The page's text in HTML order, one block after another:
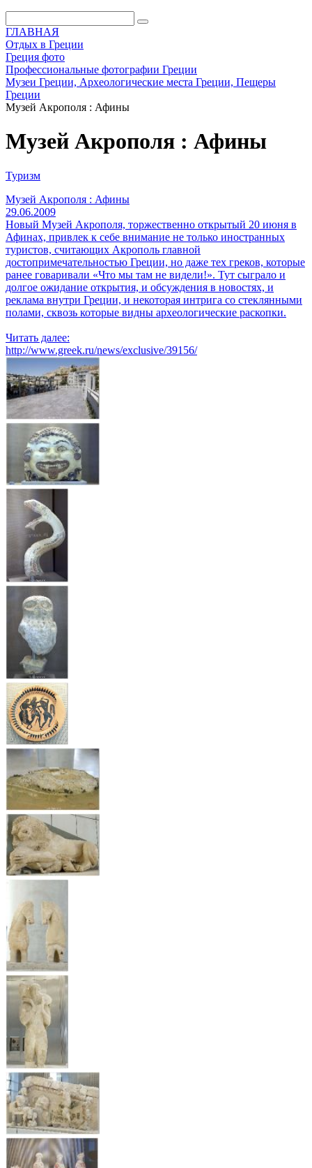
ГЛАВНАЯ
Отдых в Греции
Греция фото
Профессиональные фотографии Греции
Музеи Греции, Археологические места Греции, Пещеры
Греции
Музей Акрополя : Афины
Музей Акрополя : Афины
Туризм
Музей Акрополя : Афины
29.06.2009
Новый Музей Акрополя, торжественно открытый 20 июня в
Афинах, привлек к себе внимание не только иностранных
туристов, считающих Акрополь главной
достопримечательностью Греции, но даже тех греков, которые
ранее говаривали «Что мы там не видели!». Тут сыграло и
долгое ожидание открытия, и обсуждения в новостях, и
реклама внутри Греции, и некоторая интрига со стеклянными
полами, сквозь которые видны археологические раскопки.
Читать далее:
http://www.greek.ru/news/exclusive/39156/